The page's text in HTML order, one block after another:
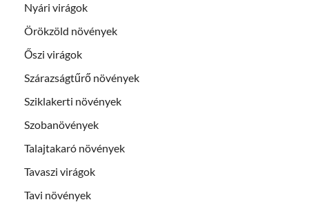
Nyári virágok
Örökzöld növények
Őszi virágok
Szárazságtűrő növények
Sziklakerti növények
Szobanövények
Talajtakaró növények
Tavaszi virágok
Tavi növények